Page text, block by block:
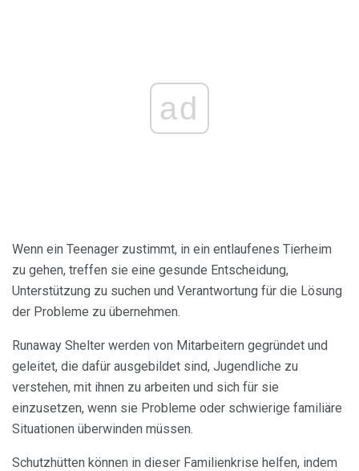
ad
Wenn ein Teenager zustimmt, in ein entlaufenes Tierheim
zu gehen, treffen sie eine gesunde Entscheidung,
Unterstützung zu suchen und Verantwortung für die Lösung
der Probleme zu übernehmen.
Runaway Shelter werden von Mitarbeitern gegründet und
geleitet, die dafür ausgebildet sind, Jugendliche zu
verstehen, mit ihnen zu arbeiten und sich für sie
einzusetzen, wenn sie Probleme oder schwierige familiäre
Situationen überwinden müssen.
Schutzhütten können in dieser Familienkrise helfen, indem